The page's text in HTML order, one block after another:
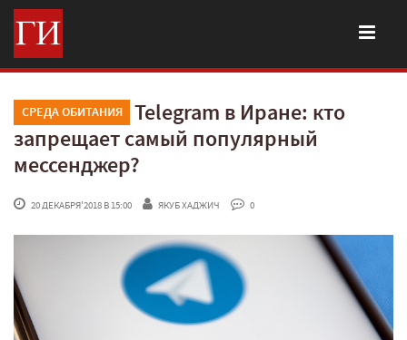
СРЕДА ОБИТАНИЯ
Telegram в Иране: кто
запрещает самый популярный
мессенджер?
20 ДЕКАБРЯ'2018 В 15:00 ЯКУБ ХАДЖИЧ 0